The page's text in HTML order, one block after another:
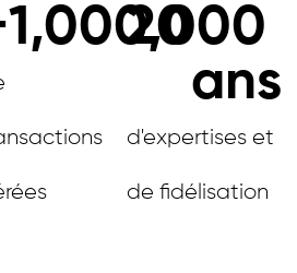
1,000,000
d'expertises et
de fidélisation
20
ans